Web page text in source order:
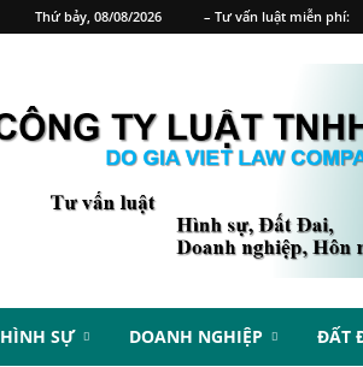
Thứ bảy, 08/08/2026 – Tư vấn luật miễn phí:
HÌNH SỰ DOANH NGHIỆP ĐẤT